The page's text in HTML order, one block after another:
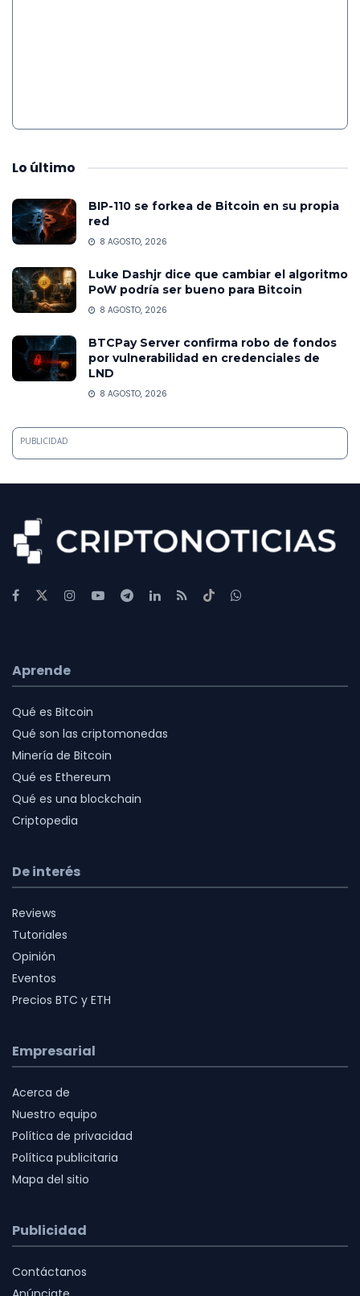
Lo último
BIP-110 se forkea de Bitcoin en su propia
red
8 AGOSTO, 2026
Luke Dashjr dice que cambiar el algoritmo
PoW podría ser bueno para Bitcoin
8 AGOSTO, 2026
BTCPay Server confirma robo de fondos
por vulnerabilidad en credenciales de
LND
8 AGOSTO, 2026
PUBLICIDAD
Aprende
Qué es Bitcoin
Qué son las criptomonedas
Minería de Bitcoin
Qué es Ethereum
Qué es una blockchain
Criptopedia
De interés
Reviews
Tutoriales
Opinión
Eventos
Precios BTC y ETH
Empresarial
Acerca de
Nuestro equipo
Política de privacidad
Política publicitaria
Mapa del sitio
Publicidad
Contáctanos